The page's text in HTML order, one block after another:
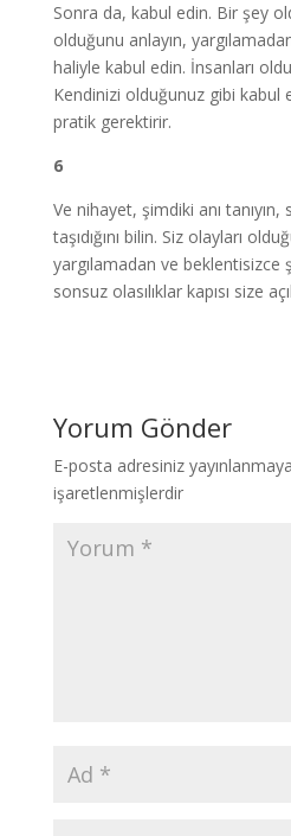
Sonra da, kabul edin. Bir şey
olduğunu anlayın,
haliyle kabul edin. İnsanları
Kendinizi olduğunuz gibi kabul
pratik gerektirir.
6
Ve nihayet, şimdiki anı tanıyın,
taşıdığını bilin. Siz olayları
yargılamadan ve beklentisizce
sonsuz olasılıklar kapısı size
Yorum Gönder
E-posta adresiniz
işaretlenmişlerdir